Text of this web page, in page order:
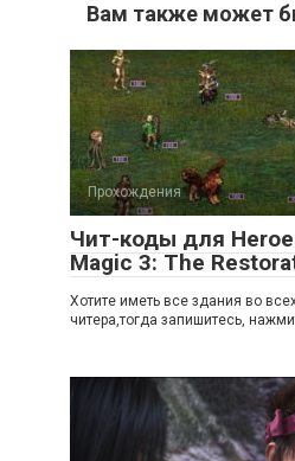
Вам также может
Прохождения
Чит-коды для
Magic 3: The
Хотите иметь все здания во
читера,тогда запишитесь,